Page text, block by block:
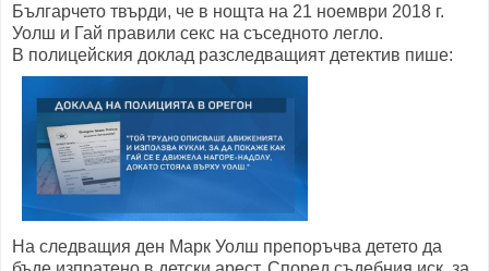
Българчето твърди, че в нощта на 21 ноември 2018 г.
Уолш и Гай правили секс на съседното легло.
В полицейския доклад разследващият детектив пише:
На следващия ден Марк Уолш препоръчва детето да